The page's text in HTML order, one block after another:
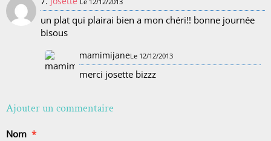
un plat qui plairai bien a mon chéri!! bonne journée
bisous
mamimijaneLe 12/12/2013
merci josette bizzz
Ajouter un commentaire
Nom